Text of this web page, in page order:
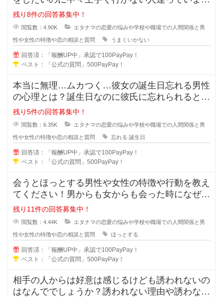
よね？行動や発言に問題があり異性
残り8件の回答募集中！
閲覧数：4.90K エタナマの恋愛の悩みや学校や職場での人間関係と男
性や女性の特徴や恋の相談と質問 うまくいかない
回答済：「報酬UP中」承認で100PayPay！
ベスト：「公式の質問」500PayPay！
本当に無理…ムカつく…彼女の誕生日忘れる男性
の心理とは？誕生日なのに彼氏に忘れられると悲
しくなってしまいますよね。忘れて
残り5件の回答募集中！
閲覧数：6.35K エタナマの恋愛の悩みや学校や職場での人間関係と男
性や女性の特徴や恋の相談と質問 忘れる 誕生日
回答済：「報酬UP中」承認で100PayPay！
ベスト：「公式の質問」500PayPay！
会うとほっとする男性や女性の特徴や行動を教え
てください！男からも女からも会った時になぜだ
かほっとする女の人や男の人ってい
残り11件の回答募集中！
閲覧数：4.44K エタナマの恋愛の悩みや学校や職場での人間関係と男
性や女性の特徴や恋の相談と質問 ほっとする
回答済：「報酬UP中」承認で100PayPay！
ベスト：「公式の質問」500PayPay！
相手の人からは好意は感じるけども誘われないの
はなんででしょうか？誘われない理由や誘わない